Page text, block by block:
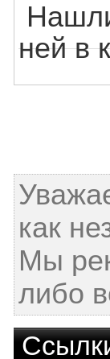
ней в
как
Мы
либо